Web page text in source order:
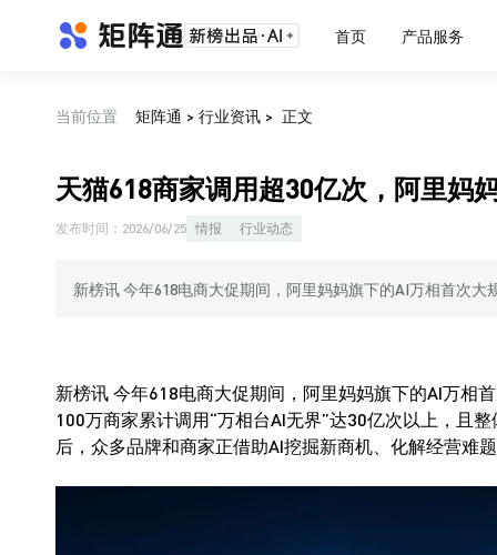
首页 产品服务
当前位置 矩阵通 > 行业资讯 > 正文
天猫618商家调用超30亿次，阿里妈
发布时间： 2026/06/25 情报 行业动态
新榜讯 今年618电商大促期间，阿里妈妈旗下的AI万相首次大
新榜讯 今年618电商大促期间，阿里妈妈旗下的AI万相
100万商家累计调用“万相台AI无界”达30亿次以上，且
后，众多品牌和商家正借助AI挖掘新商机、化解经营难